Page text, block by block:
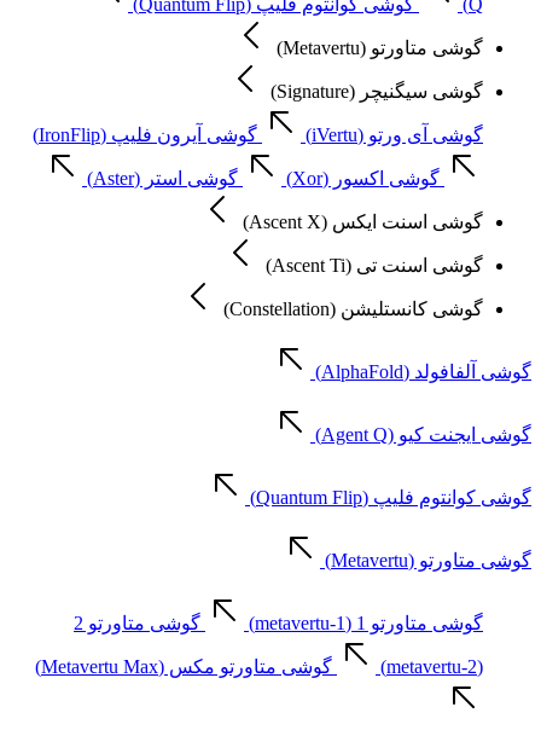
Q) گوشی کوانتوم فلیپ (Quantum Flip)
گوشی متاورتو (Metavertu)
گوشی سیگنیچر (Signature)
گوشی آی ورتو (iVertu) گوشی آیرون فلیپ (IronFlip)
گوشی اکسور (Xor) گوشی استر (Aster)
گوشی اسنت ایکس (Ascent X)
گوشی اسنت تی (Ascent Ti)
گوشی کانستلیشن (Constellation)
گوشی آلفافولد (AlphaFold)
گوشی ایجنت کیو (Agent Q)
گوشی کوانتوم فلیپ (Quantum Flip)
گوشی متاورتو (Metavertu)
گوشی متاورتو 1 (metavertu-1) گوشی متاورتو 2
(metavertu-2) گوشی متاورتو مکس (Metavertu Max)